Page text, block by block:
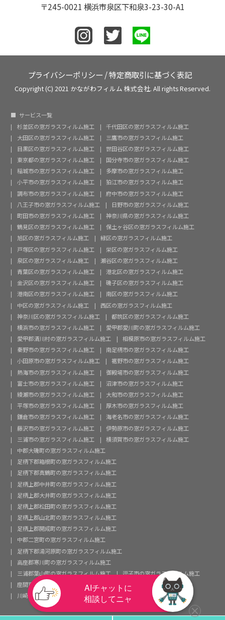
〒245-0021 横浜市泉区下和泉3-23-30-A1
プライバシーポリシー /特定商取引に基づく表記
Copyright (C) 2021 かながわフィルム 株式会社. All rights Reserved.
サービス一覧
杉並区の窓ガラスフィルム施工
千代田区の窓ガラスフィルム施工
大田区の窓ガラスフィルム施工
三鷹市の窓ガラスフィルム施工
目黒区の窓ガラスフィルム施工
世田谷区の窓ガラスフィルム施工
東京都の窓ガラスフィルム施工
国分寺市の窓ガラスフィルム施工
稲城市の窓ガラスフィルム施工
多摩市の窓ガラスフィルム施工
小平市の窓ガラスフィルム施工
狛江市の窓ガラスフィルム施工
調布市の窓ガラスフィルム施工
府中市の窓ガラスフィルム施工
八王子市の窓ガラスフィルム施工
日野市の窓ガラスフィルム施工
町田市の窓ガラスフィルム施工
神奈川県の窓ガラスフィルム施工
鶴見区の窓ガラスフィルム施工
保土ヶ谷区の窓ガラスフィルム施工
旭区の窓ガラスフィルム施工
緑区の窓ガラスフィルム施工
戸塚区の窓ガラスフィルム施工
栄区の窓ガラスフィルム施工
泉区の窓ガラスフィルム施工
瀬谷区の窓ガラスフィルム施工
青葉区の窓ガラスフィルム施工
港北区の窓ガラスフィルム施工
金沢区の窓ガラスフィルム施工
磯子区の窓ガラスフィルム施工
港南区の窓ガラスフィルム施工
南区の窓ガラスフィルム施工
中区の窓ガラスフィルム施工
西区の窓ガラスフィルム施工
神奈川区の窓ガラスフィルム施工
都筑区の窓ガラスフィルム施工
横浜市の窓ガラスフィルム施工
愛甲郡愛川町の窓ガラスフィルム施工
愛甲郡清川村の窓ガラスフィルム施工
相模原市の窓ガラスフィルム施工
秦野市の窓ガラスフィルム施工
南足柄市の窓ガラスフィルム施工
小田原市の窓ガラスフィルム施工
裾野市の窓ガラスフィルム施工
熱海市の窓ガラスフィルム施工
御殿場市の窓ガラスフィルム施工
富士市の窓ガラスフィルム施工
沼津市の窓ガラスフィルム施工
綾瀬市の窓ガラスフィルム施工
大和市の窓ガラスフィルム施工
平塚市の窓ガラスフィルム施工
厚木市の窓ガラスフィルム施工
鎌倉市の窓ガラスフィルム施工
海老名市の窓ガラスフィルム施工
藤沢市の窓ガラスフィルム施工
伊勢原市の窓ガラスフィルム施工
三浦市の窓ガラスフィルム施工
横須賀市の窓ガラスフィルム施工
中郡大磯町の窓ガラスフィルム施工
足柄下郡箱根町の窓ガラスフィルム施工
足柄下郡真鶴町の窓ガラスフィルム施工
足柄上郡中井町の窓ガラスフィルム施工
足柄上郡大井町の窓ガラスフィルム施工
足柄上郡松田町の窓ガラスフィルム施工
足柄上郡山北町の窓ガラスフィルム施工
足柄上郡開成町の窓ガラスフィルム施工
中郡二宮町の窓ガラスフィルム施工
足柄下郡湯河原町の窓ガラスフィルム施工
高座郡寒川町の窓ガラスフィルム施工
三浦郡葉山町の窓ガラスフィルム施工
逗子市の窓ガラスフィルム施工
座間市の窓ガラスフィルム施工
茅ヶ崎市の窓ガラスフィルム施工
川崎市の窓ガラスフィルム施工